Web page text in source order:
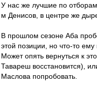
У нас же лучшие по
м Денисов, в центре же
В прошлом сезоне Аба
этой позиции, но что-то ему
Может опять вернуться к
Тавареш восстановится),
Маслова попробовать.